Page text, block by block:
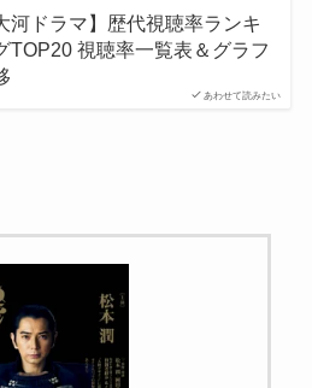
あわせて読みたい
河ドラマ】歴代視聴率ランキ
TOP20 視聴率一覧表＆グラフ